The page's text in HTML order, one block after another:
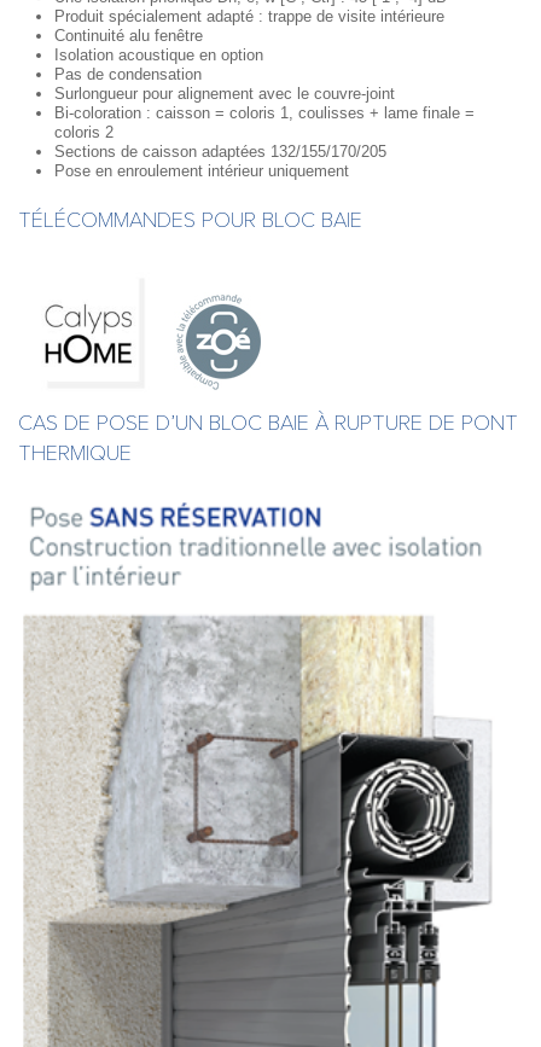
Produit spécialement adapté : trappe de visite intérieure
Continuité alu fenêtre
Isolation acoustique en option
Pas de condensation
Surlongueur pour alignement avec le couvre-joint
Bi-coloration : caisson = coloris 1, coulisses + lame finale =
coloris 2
Sections de caisson adaptées 132/155/170/205
Pose en enroulement intérieur uniquement
TÉLÉCOMMANDES POUR BLOC BAIE
CAS DE POSE D’UN BLOC BAIE À RUPTURE DE PONT
THERMIQUE